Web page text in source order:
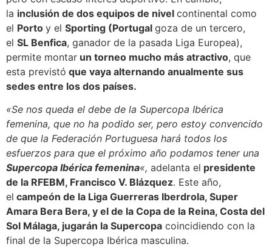
la inclusión de dos equipos de nivel continental como
el Porto y el Sporting (Portugal goza de un tercero,
el SL Benfica, ganador de la pasada Liga Europea),
permite montar un torneo mucho más atractivo, que
esta previstó que vaya alternando anualmente sus
sedes entre los dos países.
«Se nos queda el debe de la Supercopa Ibérica
femenina, que no ha podido ser, pero estoy convencido
de que la Federación Portuguesa hará todos los
esfuerzos para que el próximo año podamos tener una
Supercopa Ibérica femenina«, adelanta el presidente
de la RFEBM, Francisco V. Blázquez. Este año,
el campeón de la Liga Guerreras Iberdrola, Super
Amara Bera Bera, y el de la Copa de la Reina, Costa del
Sol Málaga, jugarán la Supercopa coincidiendo con la
final de la Supercopa Ibérica masculina.